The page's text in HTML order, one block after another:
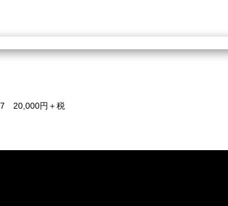
20,000円＋税